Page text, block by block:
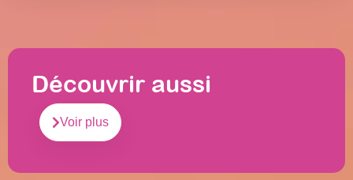
Découvrir aussi
Voir plus